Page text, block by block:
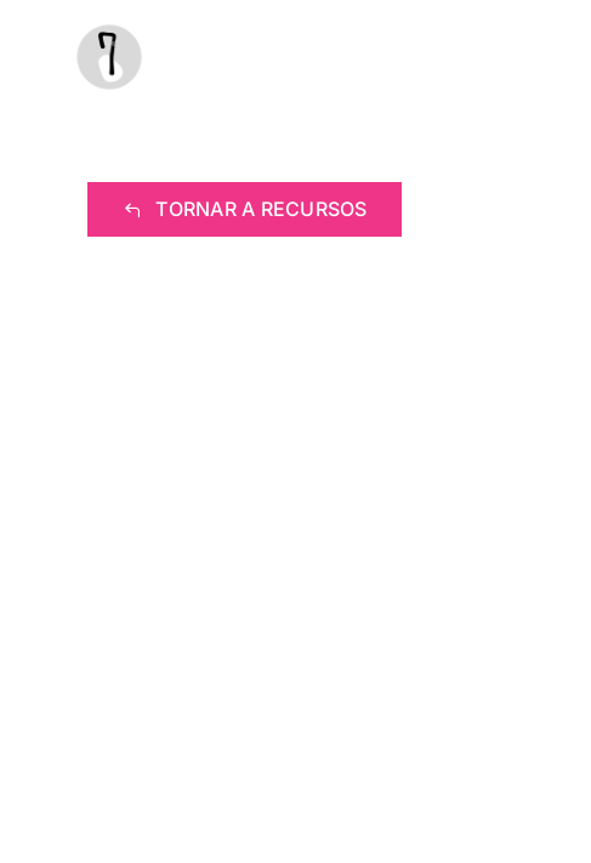
contenido
TORNAR A RECURSOS